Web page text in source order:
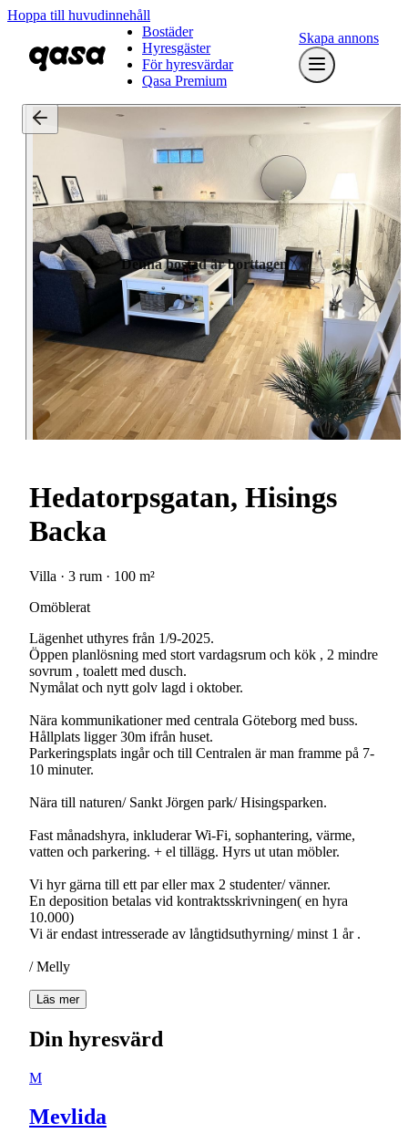
Hoppa till huvudinnehåll
Bostäder
Hyresgäster
För hyresvärdar
Qasa Premium
Skapa annons
Denna bostad är borttagen
Hedatorpsgatan, Hisings
Backa
Villa · 3 rum · 100 m²
Omöblerat
Lägenhet uthyres från 1/9-2025.
Öppen planlösning med stort vardagsrum och kök , 2 mindre
sovrum , toalett med dusch.
Nymålat och nytt golv lagd i oktober.
Nära kommunikationer med centrala Göteborg med buss.
Hållplats ligger 30m ifrån huset.
Parkeringsplats ingår och till Centralen är man framme på 7-
10 minuter.
Nära till naturen/ Sankt Jörgen park/ Hisingsparken.
Fast månadshyra, inkluderar Wi-Fi, sophantering, värme,
vatten och parkering. + el tillägg. Hyrs ut utan möbler.
Vi hyr gärna till ett par eller max 2 studenter/ vänner.
En deposition betalas vid kontraktsskrivningen( en hyra
10.000)
Vi är endast intresserade av långtidsuthyrning/ minst 1 år .
/ Melly
Läs mer
Din hyresvärd
M
Mevlida